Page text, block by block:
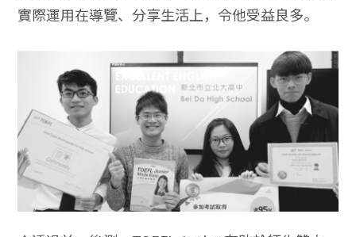
實際運用在導覽、分享生活上，令他受益良多。